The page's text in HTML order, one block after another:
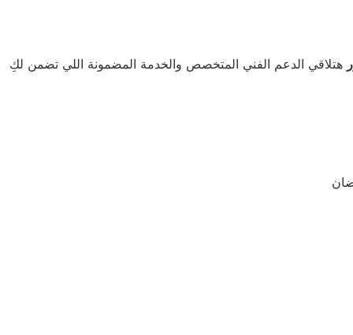
هتلاقي الدعم الفني المتخصص والخدمة المضمونة اللي تضمن لكِ